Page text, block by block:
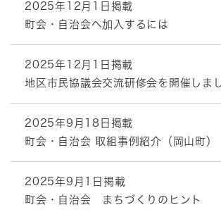
2025年12月1日掲載
町会・自治会へ加入するには
2025年12月1日掲載
地区市民協議会交流研修会を開催しま
2025年9月18日掲載
町会・自治会 取組事例紹介（岡山町）
2025年9月1日掲載
町会・自治会 まちづくりのヒント